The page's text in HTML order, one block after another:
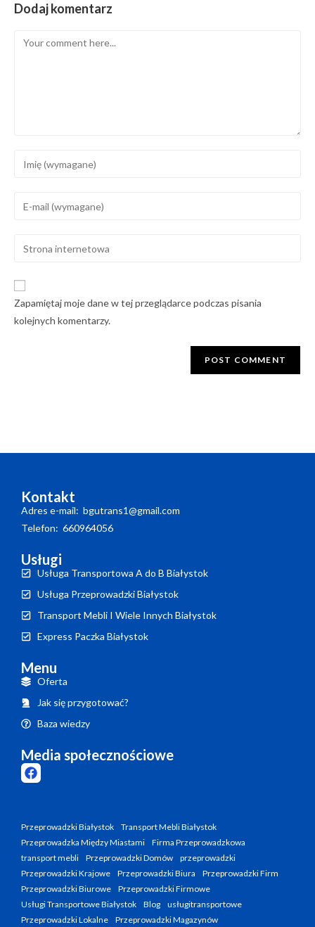
Dodaj komentarz
Zapamiętaj moje dane w tej przeglądarce podczas pisania
kolejnych komentarzy.
Kontakt
Adres e-mail: bgutrans1@gmail.com
Telefon: 660964056
Usługi
Usługa Transportowa A do B Białystok
Usługa Przeprowadzki Białystok
Transport Mebli I Wiele Innych Białystok
Express Paczka Białystok
Menu
Oferta
Jak się przygotować?
Baza wiedzy
Media społecznościowe
Przeprowadzki Białystok
Transport Mebli Białystok
Przeprowadzka Między Miastami
Firma Przeprowadzkowa
transport mebli
Przeprowadzki Domów
przeprowadzki
Przeprowadzki Krajowe
Przeprowadzki Biura
Przeprowadzki Firm
Przeprowadzki Biurowe
Przeprowadzki Firmowe
Usługi Transportowe Białystok
Blog
usługitransportowe
Przeprowadzki Lokalne
Przeprowadzki Magazynów